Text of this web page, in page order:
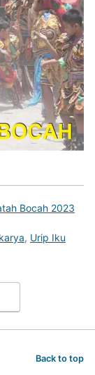
Bocah 2023
, Urip Iku
Back to top